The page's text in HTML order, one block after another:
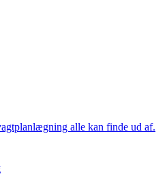
alle kan finde ud af.